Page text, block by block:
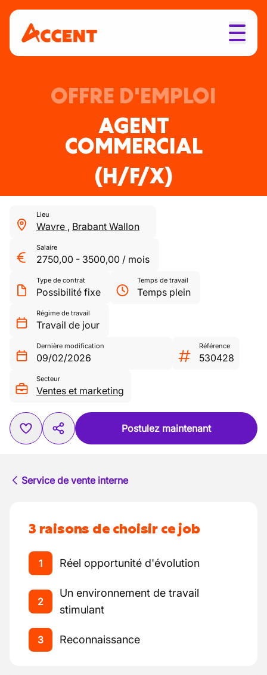
OFFRE D'EMPLOI
AGENT
COMMERCIAL
(H/F/X)
Lieu
Wavre , Brabant Wallon
Salaire
2750,00 - 3500,00 / mois
Type de contrat
Possibilité fixe
Temps de travail
Temps plein
Régime de travail
Travail de jour
Dernière modification
09/02/2026
Référence
530428
Secteur
Ventes et marketing
Postulez maintenant
Service de vente interne
3 raisons de choisir ce job
1 Réel opportunité d'évolution
2
Un environnement de travail
stimulant
3 Reconnaissance